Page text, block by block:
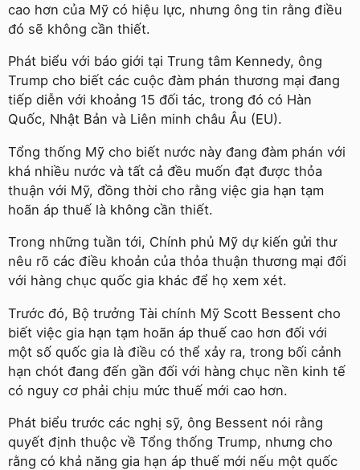
cao hơn của Mỹ có hiệu lực, nhưng ông tin rằng điều
đó sẽ không cần thiết.
Phát biểu với báo giới tại Trung tâm Kennedy, ông
Trump cho biết các cuộc đàm phán thương mại đang
tiếp diễn với khoảng 15 đối tác, trong đó có Hàn
Quốc, Nhật Bản và Liên minh châu Âu (EU).
Tổng thống Mỹ cho biết nước này đang đàm phán với
khá nhiều nước và tất cả đều muốn đạt được thỏa
thuận với Mỹ, đồng thời cho rằng việc gia hạn tạm
hoãn áp thuế là không cần thiết.
Trong những tuần tới, Chính phủ Mỹ dự kiến gửi thư
nêu rõ các điều khoản của thỏa thuận thương mại đối
với hàng chục quốc gia khác để họ xem xét.
Trước đó, Bộ trưởng Tài chính Mỹ Scott Bessent cho
biết việc gia hạn tạm hoãn áp thuế cao hơn đối với
một số quốc gia là điều có thể xảy ra, trong bối cảnh
hạn chót đang đến gần đối với hàng chục nền kinh tế
có nguy cơ phải chịu mức thuế mới cao hơn.
Phát biểu trước các nghị sỹ, ông Bessent nói rằng
quyết định thuộc về Tổng thống Trump, nhưng cho
rằng có khả năng gia hạn áp thuế mới nếu một quốc